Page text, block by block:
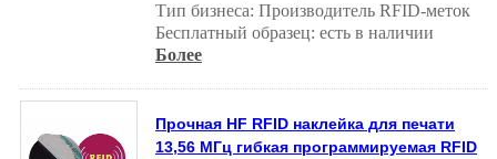
Тип бизнеса: Производитель RFID-меток
Бесплатный образец: есть в наличии
Более
Прочная HF RFID наклейка для печати
13,56 МГц гибкая программируемая RFID